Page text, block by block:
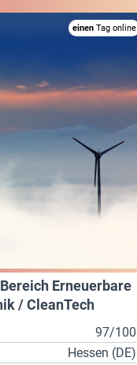
einen Tag online
Erneuerbare
/ CleanTech
97/100
Hessen (DE)